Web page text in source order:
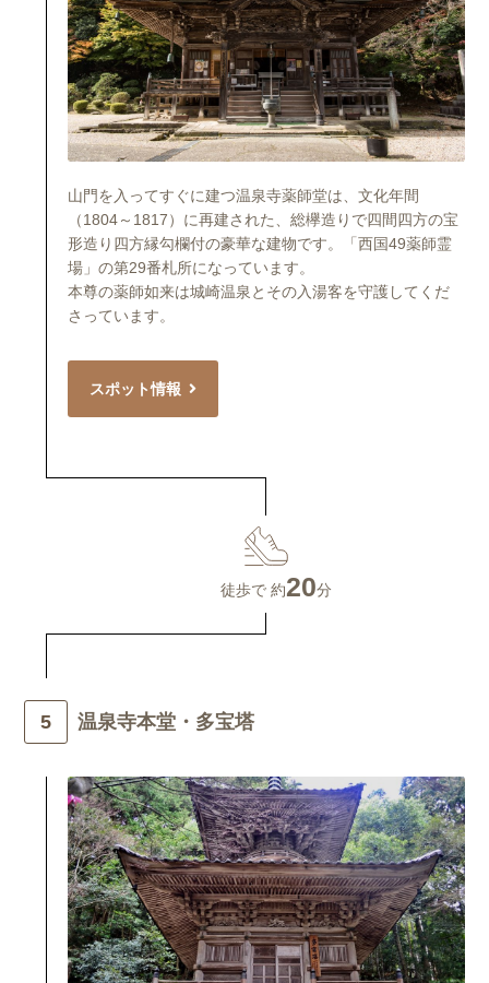
山門を入ってすぐに建つ温泉寺薬師堂は、文化年間
（1804～1817）に再建された、総欅造りで四間四方の宝
形造り四方縁勾欄付の豪華な建物です。「西国49薬師霊
場」の第29番札所になっています。
本尊の薬師如来は城崎温泉とその入湯客を守護してくだ
さっています。
スポット情報
徒歩で 約20分
温泉寺本堂・多宝塔